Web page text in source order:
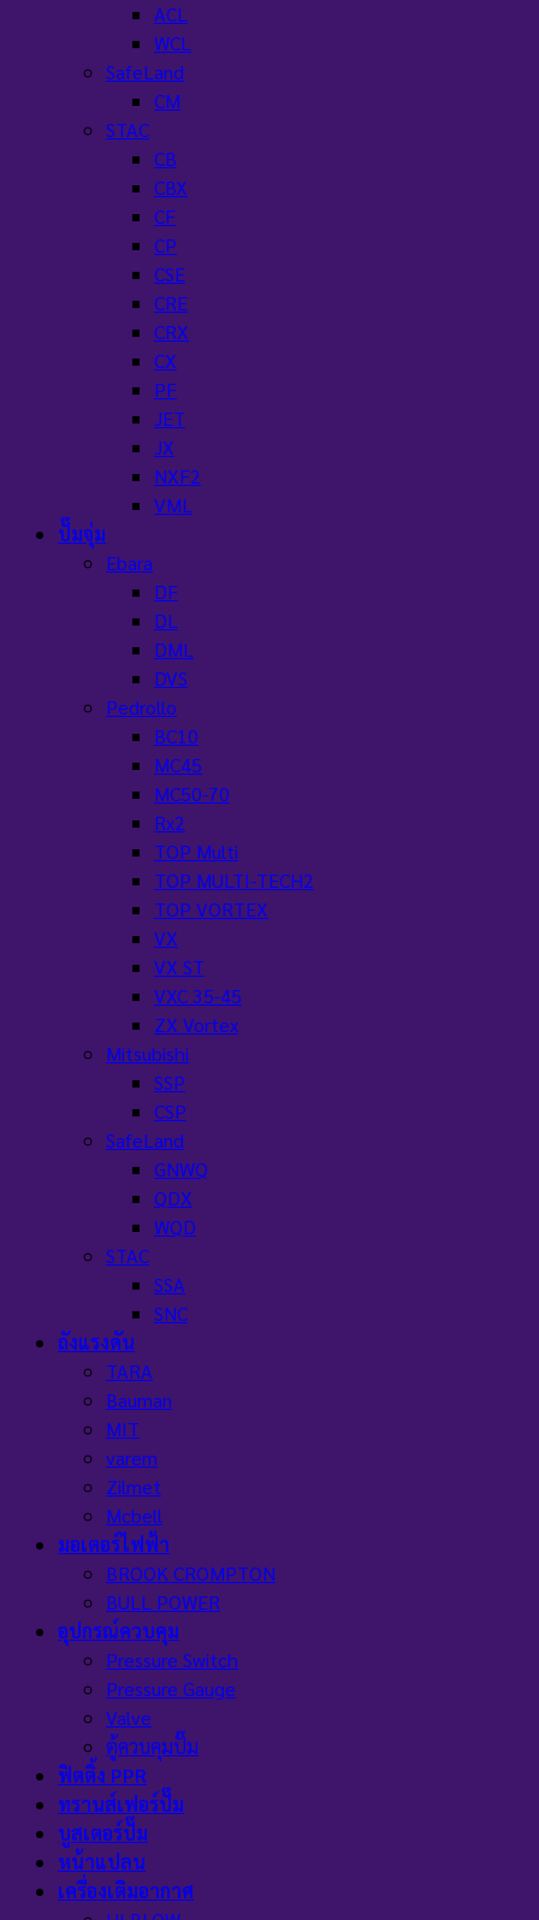
ACL
WCL
SafeLand
CM
STAC
CB
CBX
CF
CP
CSE
CRE
CRX
CX
PF
JET
JX
NXF2
VML
ปั๊มจุ่ม
Ebara
DF
DL
DML
DVS
Pedrollo
BC10
MC45
MC50-70
Rx2
TOP Multi
TOP MULTI-TECH2
TOP VORTEX
VX
VX ST
VXC 35-45
ZX Vortex
Mitsubishi
SSP
CSP
SafeLand
GNWQ
QDX
WQD
STAC
SSA
SNC
ถังแรงดัน
TARA
Bauman
MIT
varem
Zilmet
Mcbell
มอเตอร์ไฟฟ้า
BROOK CROMPTON
BULL POWER
อุปกรณ์ควบคุม
Pressure Switch
Pressure Gauge
Valve
ตู้ควบคุมปั๊ม
ฟิตติ้ง PPR
ทรานส์เฟอร์ปั๊ม
บูสเตอร์ปั๊ม
หน้าแปลน
เครื่องเติมอากาศ